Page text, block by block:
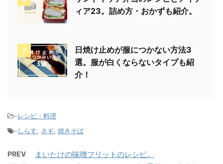
ィア23。詰め方・おかずも紹介。
7
日焼け止めが服につかない方法3
選。服が白くならないタイプも紹
介！
-レシピ・料理
-しらす, ネギ, 焼きそば
PREV まいたけの味噌フリットのレシピ。